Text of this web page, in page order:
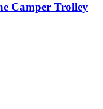
Camper Trolley